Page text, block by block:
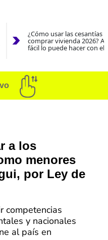
¿Cómo usar las cesantías
comprar vivienda 2026?
fácil lo puede hacer con el
a los
menores
por Ley de
competencias
y nacionales
al país en